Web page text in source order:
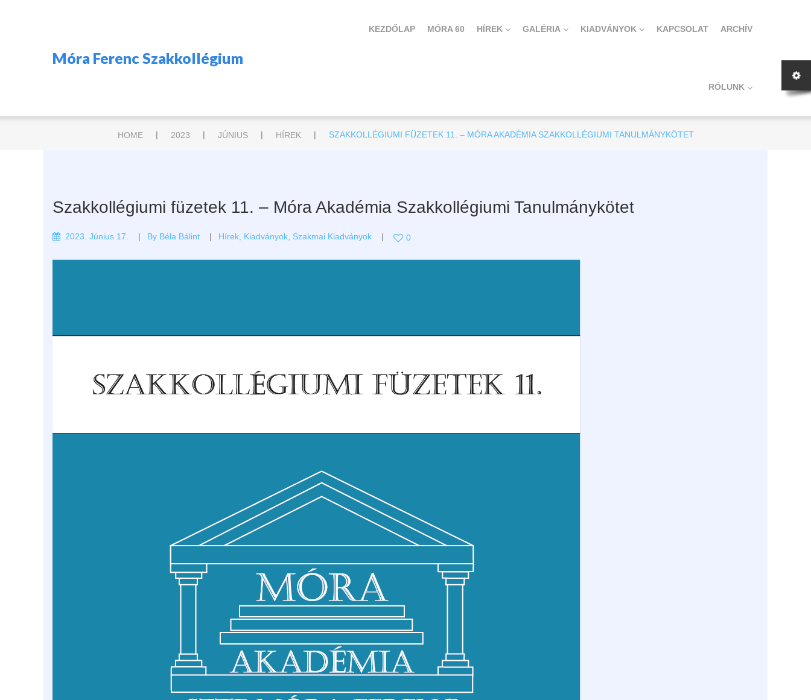
Móra Ferenc Szakkollégium
KEZDŐLAP MÓRA 60 HÍREK GALÉRIA KIADVÁNYOK KAPCSOLAT ARCHÍV
RÓLUNK
HOME | 2023 | JÚNIUS | HÍREK | SZAKKOLLÉGIUMI FÜZETEK 11. – MÓRA AKADÉMIA SZAKKOLLÉGIUMI TANULMÁNYKÖTET
Szakkollégiumi füzetek 11. – Móra Akadémia Szakkollégiumi Tanulmánykötet
2023. Június 17. By Béla Bálint Hírek Kiadványok Szakmai Kiadványok 0